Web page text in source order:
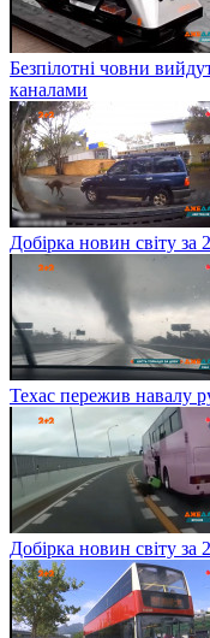
Безпілотні човни
каналами
Добірка новин світу
Техас пережив навалу
Добірка новин світу